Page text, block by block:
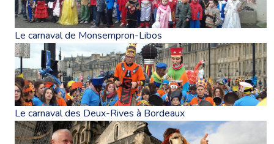
Le carnaval de Monsempron-Libos
Le carnaval des Deux-Rives à Bordeaux